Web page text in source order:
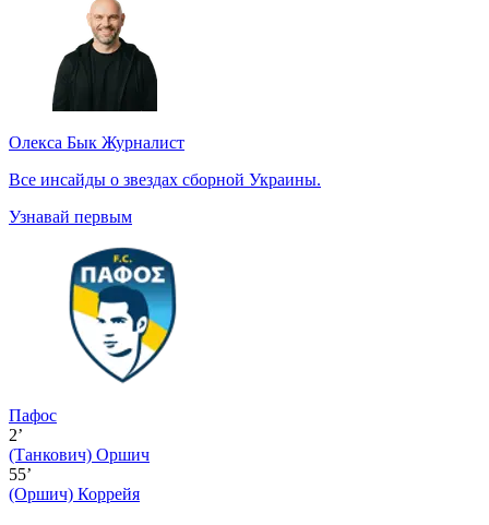
Олекса Бык Журналист
Все инсайды о звездах сборной Украины.
Узнавай первым
Пафос
2’
(Танкович) Оршич
55’
(Оршич) Коррейя